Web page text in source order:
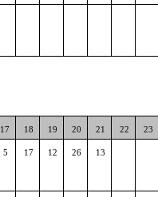
17 18 19 20 21 22 23
5 17 12 26 13